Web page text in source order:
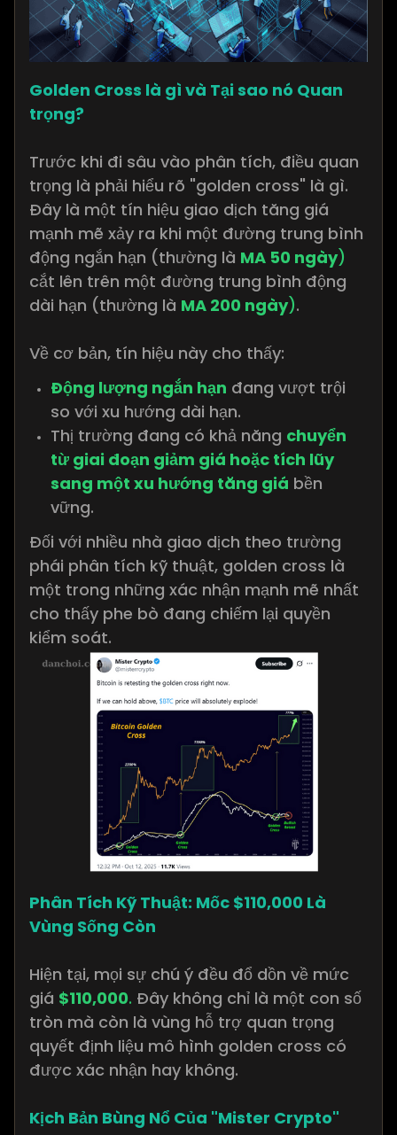
Golden Cross là gì và Tại sao nó Quan
trọng?
Trước khi đi sâu vào phân tích, điều quan
trọng là phải hiểu rõ "golden cross" là gì.
Đây là một tín hiệu giao dịch tăng giá
mạnh mẽ xảy ra khi một đường trung bình
động ngắn hạn (thường là MA 50 ngày)
cắt lên trên một đường trung bình động
dài hạn (thường là MA 200 ngày).
Về cơ bản, tín hiệu này cho thấy:
Động lượng ngắn hạn đang vượt trội
so với xu hướng dài hạn.
Thị trường đang có khả năng chuyển
từ giai đoạn giảm giá hoặc tích lũy
sang một xu hướng tăng giá bền
vững.
Đối với nhiều nhà giao dịch theo trường
phái phân tích kỹ thuật, golden cross là
một trong những xác nhận mạnh mẽ nhất
cho thấy phe bò đang chiếm lại quyền
kiểm soát.
Phân Tích Kỹ Thuật: Mốc $110,000 Là
Vùng Sống Còn
Hiện tại, mọi sự chú ý đều đổ dồn về mức
giá $110,000. Đây không chỉ là một con số
tròn mà còn là vùng hỗ trợ quan trọng
quyết định liệu mô hình golden cross có
được xác nhận hay không.
Kịch Bản Bùng Nổ Của "Mister Crypto"